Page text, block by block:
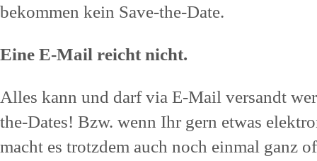
bekommen kein Save-the-Date.
Eine E-Mail reicht nicht.
Alles kann und darf via E-Mail versandt
the-Dates! Bzw. wenn Ihr gern etwas
macht es trotzdem auch noch einmal ganz